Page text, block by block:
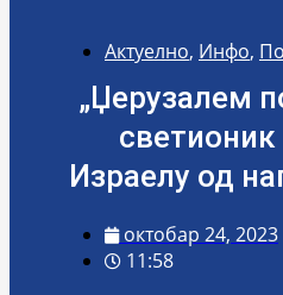
Актуелно, Инфо,
„Џерузалем
Израелу од
октобар 24, 2023
11:58